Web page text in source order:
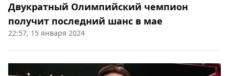
Двукратный Олимпийский чемпион
получит последний шанс в мае
22:57, 15 января 2024